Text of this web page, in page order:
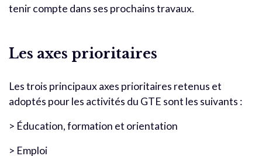
tenir compte dans ses prochains travaux.
Les axes prioritaires
Les trois principaux axes prioritaires retenus et
adoptés pour les activités du GTE sont les suivants :
> Éducation, formation et orientation
> Emploi